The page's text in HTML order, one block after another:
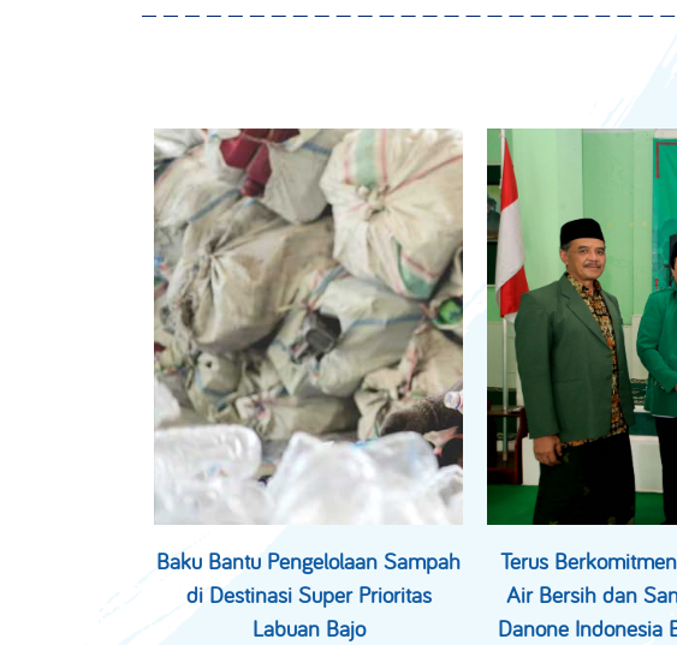
Baku Bantu Pengelolaan Sampah
di Destinasi Super Prioritas
Labuan Bajo
Terus
Air Bersih dan
Danone Indonesia